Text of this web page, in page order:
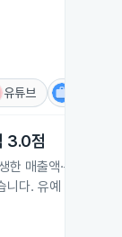
유튜브
3.0점
한 매출액·손익구
다. 유예 조건은